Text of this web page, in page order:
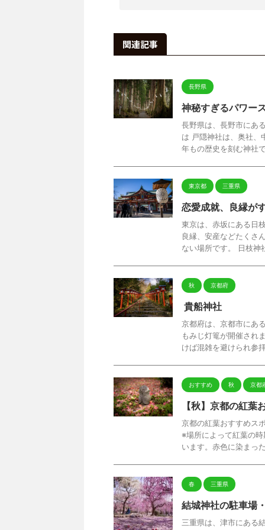
関連記事
長野県
神秘すぎるパワー
長野県は、長野市にあ
は 戸隠神社は、奥社、
年もの歴史を刻む神社
東京都 三重県
恋愛成就、良縁が
東京は、赤坂にある日
良縁、安産などたくさ
ない場所です。 日枝神
秋 京都府
貴船神社
京都府は、京都市にあ
もみじ灯篭が開催され
けば混雑を避けられ参
おすすめ 秋 京都
【秋】京都の紅葉
京都の紅葉おすすめス
※場所によって紅葉の
います。赤色に染まっ
春 三重県
結城神社の駐車場
三重県は、津市にある